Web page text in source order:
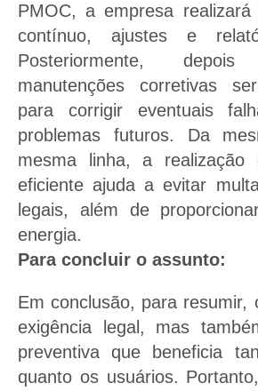
PMOC, a empresa realizará
contínuo, ajustes e
Posteriormente,
manutenções corretivas
para corrigir eventuais
problemas futuros. Da
mesma linha, a realização
eficiente ajuda a evitar
legais, além de
energia.
Para concluir o assunto:
Em conclusão, para resumir,
exigência legal, mas
preventiva que beneficia
quanto os usuários.